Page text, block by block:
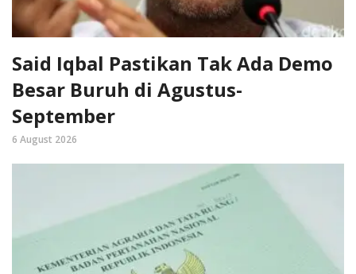
Said Iqbal Pastikan Tak Ada Demo
Besar Buruh di Agustus-
September
6 August 2026